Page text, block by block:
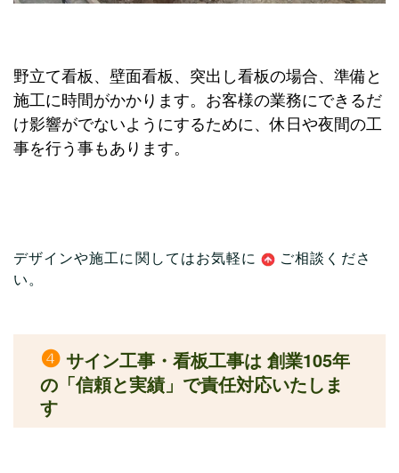
野立て看板、壁面看板、突出し看板の場合、準備と
施工に時間がかかります。お客様の業務にできるだ
け影響がでないようにするために、休日や夜間の工
事を行う事もあります。
デザインや施工に関してはお気軽に ご相談 くださ
い。
❹ サイン工事・看板工事は 創業105年
の「信頼と実績」で責任対応いたしま
す